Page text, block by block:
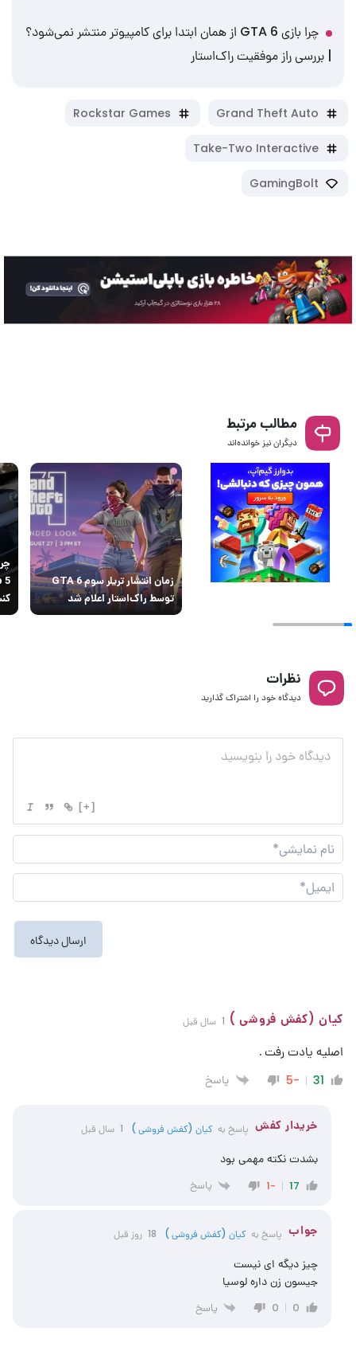
چرا بازی GTA 6 از همان ابتدا برای کامپیوتر منتشر نمی‌شود؟
| بررسی راز موفقیت راک‌استار
Grand Theft Auto
Rockstar Games
Take-Two Interactive
GamingBolt
مطالب مرتبط
دیگران نیز خوانده‌اند
زمان انتشار تریلر سوم GTA 6
توسط راک‌استار اعلام شد
نظرات
دیدگاه خود را اشتراک گذارید
[+]
نام
کیان (کفش فروشی ) 1 سال قبل
اصلیه یادت رفت .
31
-5 پاسخ
خریدار کفش پاسخ به کیان (کفش فروشی ) 1 سال قبل
بشدت نکته مهمی بود
17
-1 پاسخ
جواب پاسخ به کیان (کفش فروشی ) 18 روز قبل
چیز دیگه ای نیست
جیسون زن داره لوسیا
0
0 پاسخ